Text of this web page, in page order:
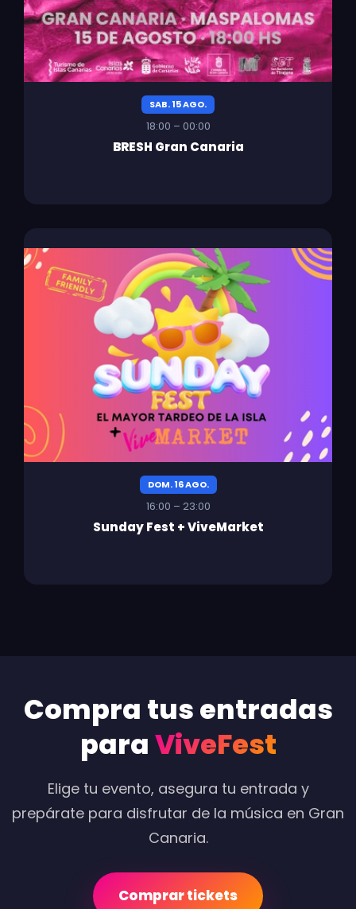
SAB. 15 AGO.
18:00 – 00:00
BRESH Gran Canaria
DOM. 16 AGO.
16:00 – 23:00
Sunday Fest + ViveMarket
Compra tus entradas
paraViveFest
Elige tu evento, asegura tu entrada y
prepárate para disfrutar de la música en Gran
Canaria.
Comprar tickets